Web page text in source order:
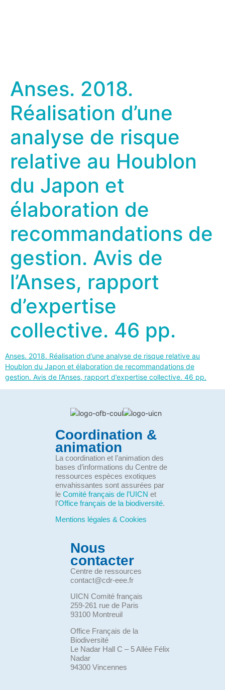
Anses. 2018.
Réalisation d’une
analyse de risque
relative au Houblon
du Japon et
élaboration de
recommandations de
gestion. Avis de
l’Anses, rapport
d’expertise
collective. 46 pp.
Anses. 2018. Réalisation d’une analyse de risque relative au
Houblon du Japon et élaboration de recommandations de
gestion. Avis de l’Anses, rapport d’expertise collective. 46 pp.
Coordination &
animation
La coordination et l’animation des
bases d’informations du Centre de
ressources espèces exotiques
envahissantes sont assurées par
le Comité français de l’UICN et
l’Office français de la biodiversité.
Mentions légales & Cookies
Nous
contacter
Centre de ressources
contact@cdr-eee.fr
UICN Comité français
259-261 rue de Paris
93100 Montreuil
Office Français de la
Biodiversité
Le Nadar Hall C – 5 Allée Félix
Nadar
94300 Vincennes